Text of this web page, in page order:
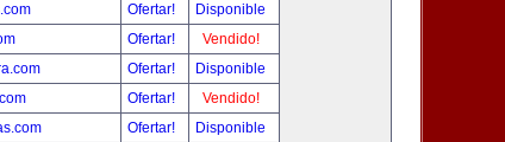
Ofertar!
Disponible
Ofertar!
Vendido!
Ofertar!
Disponible
Ofertar!
Vendido!
Ofertar!
Disponible